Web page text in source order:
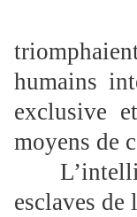
Les
humains
exclusive
moyens de
esclaves de